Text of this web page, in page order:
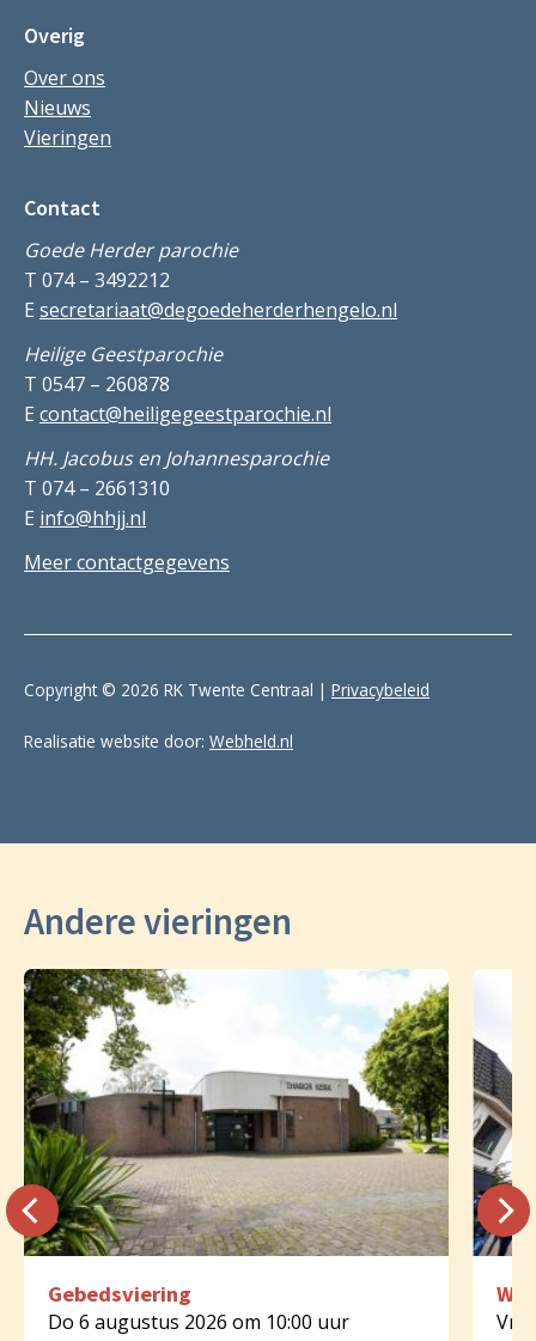
Overig
Over ons
Nieuws
Vieringen
Contact
Goede Herder parochie
T 074 – 3492212
E secretariaat@degoedeherderhengelo.nl
Heilige Geestparochie
T 0547 – 260878
E contact@heiligegeestparochie.nl
HH. Jacobus en Johannesparochie
T 074 – 2661310
E info@hhjj.nl
Meer contactgegevens
Copyright © 2026 RK Twente Centraal | Privacybeleid
Realisatie website door: Webheld.nl
Andere vieringen
Gebedsviering
Do 6 augustus 2026 om 10:00 uur
Vr